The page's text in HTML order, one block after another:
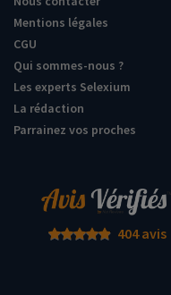
Mentions légales
CGU
Qui sommes-nous ?
Les experts Selexium
La rédaction
Parrainez vos proches
404 avis